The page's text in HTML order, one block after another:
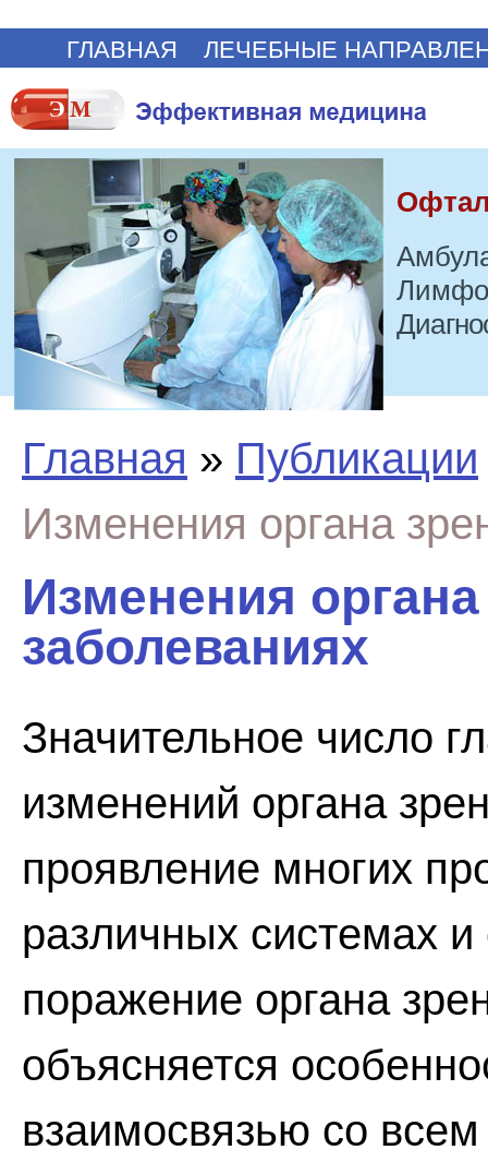
ГЛАВНАЯ ЛЕЧЕБНЫЕ
Главная » Публикации
Изменения органа
Изменения
заболеваниях
Значительное число
изменений органа
проявление многих
различных системах
поражение органа
объясняется
взаимосвязью со